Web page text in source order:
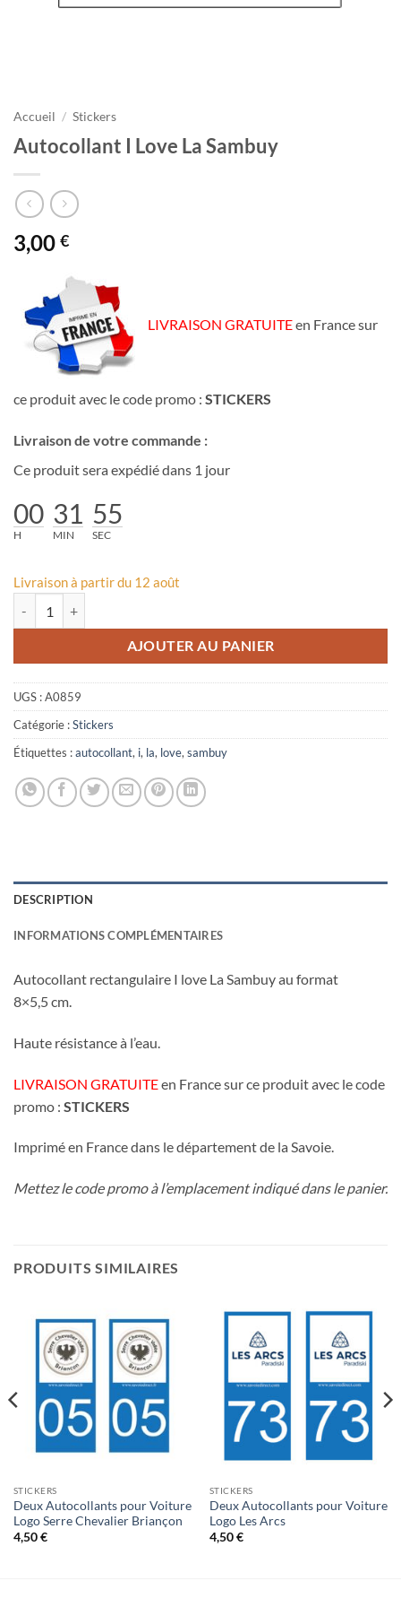
Accueil / Stickers
Autocollant I Love La Sambuy
3,00 €
LIVRAISON GRATUITEen France sur
ce produit avec le code promo : STICKERS
Livraison de votre commande :
Ce produit sera expédié dans 1 jour
00
H
31
MIN
55
SEC
Livraison à partir du 12 août
AJOUTER AU PANIER
UGS :A0859
Catégorie :Stickers
Étiquettes :autocollant, i, la, love, sambuy
DESCRIPTION
INFORMATIONS COMPLÉMENTAIRES
Autocollant rectangulaire I love La Sambuy au format
8×5,5 cm.
Haute résistance à l’eau.
LIVRAISON GRATUITEen France sur ce produit avec le code
promo : STICKERS
Imprimé en France dans le département de la Savoie.
Mettez le code promo à l’emplacement indiqué dans le panier.
PRODUITS SIMILAIRES
STICKERS
Deux Autocollants pour Voiture
Logo Serre Chevalier Briançon
4,50€
STICKERS
Deux Autocollants pour Voiture
Logo Les Arcs
4,50€